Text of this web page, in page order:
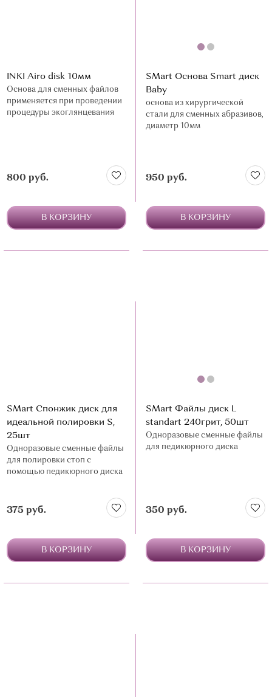
INKI Airo disk 10мм
Основа для сменных файлов
применяется при проведении
процедуры экоглянцевания
800 руб.
В КОРЗИНУ
SMart Основа Smart диск
Baby
основа из хирургической
стали для сменных абразивов,
диаметр 10мм
950 руб.
В КОРЗИНУ
SMart Спонжик диск для
идеальной полировки S,
25шт
Одноразовые сменные файлы
для полировки стоп с
помощью педикюрного диска
375 руб.
В КОРЗИНУ
SMart Файлы диск L
standart 240грит, 50шт
Одноразовые сменные файлы
для педикюрного диска
350 руб.
В КОРЗИНУ